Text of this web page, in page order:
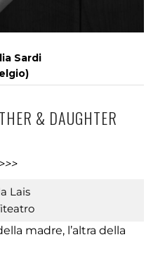
Sardi
& DAUGHTER
Lais
madre, l’altra della